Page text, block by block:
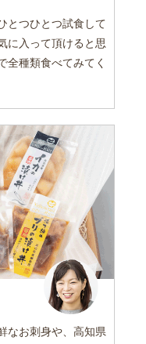
とつひとつ試食して
に入って頂けると思
全種類食べてみてく
なお刺身や、高知県